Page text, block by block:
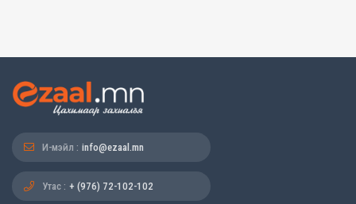
И-мэйл : info@ezaal.mn
Утас : + (976) 72-102-102